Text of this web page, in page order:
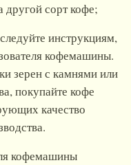
другой сорт кофе;
инструкциям,
кофемашины.
зерен с камнями или
покупайте кофе
качество